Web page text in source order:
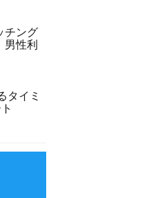
チング
男性利
タイミ